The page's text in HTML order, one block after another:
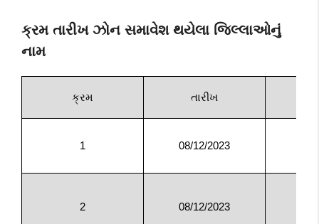
ક્રમ તારીખ ઝોન સમાવેશ થયેલા જિલ્લાઓનું
નામ
ક્રમ તારીખ
1 08/12/2023
2 08/12/2023